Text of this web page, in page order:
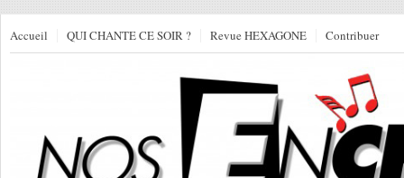
Accueil QUI CHANTE CE SOIR ? Revue HEXAGONE Contribuer